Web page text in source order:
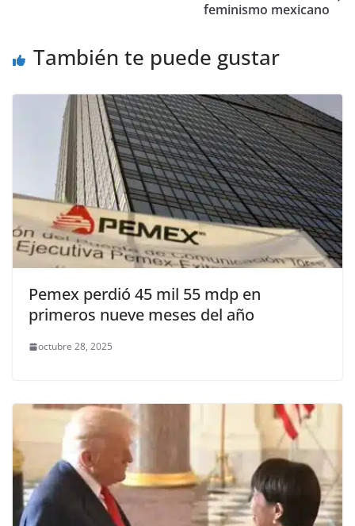
erfeminismo mexicano
También te puede gustar
Pemex perdió 45 mil 55 mdp en
primeros nueve meses del año
octubre 28, 2025